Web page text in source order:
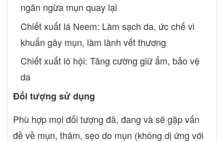
ngăn ngừa mụn quay lại
Chiết xuất lá Neem: Làm sạch da, ức chế vi
khuẩn gây mụn, làm lành vết thương
Chiết xuất lô hội: Tăng cường giữ ẩm, bảo vệ
da
Đối tượng sử dụng
Phù hợp mọi đối tượng đã, đang và sẽ gặp vấn
đề về mụn, thâm, sẹo do mụn (không dị ứng với